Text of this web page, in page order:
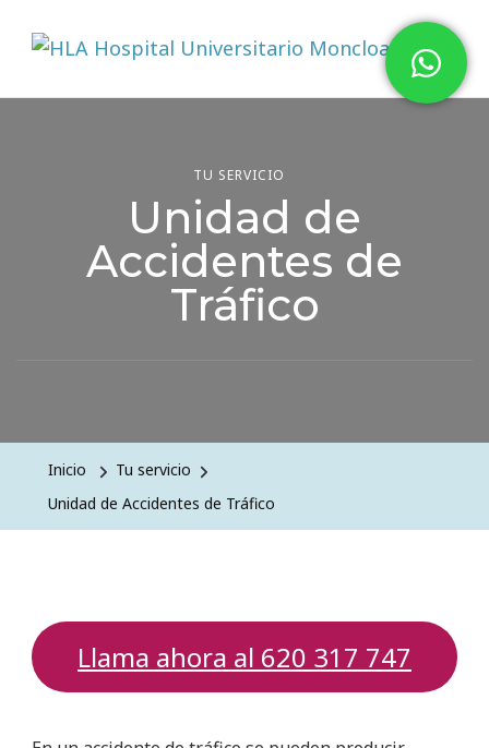
Hospital HLA Universitario
TU SERVICIO
Unidad de
Accidentes de
Tráfico
Inicio
Tu servicio
Unidad de Accidentes de Tráfico
Llama ahora al 620 317 747